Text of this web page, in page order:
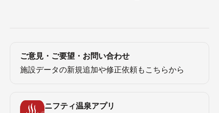
ご意見・ご要望・お問い合わせ
施設データの新規追加や修正依頼もこちらから
ニフティ温泉アプリ